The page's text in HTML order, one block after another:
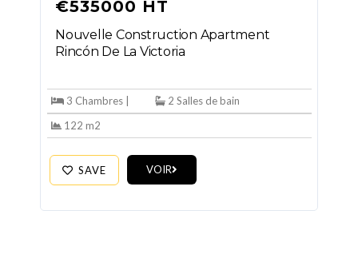
€535000 HT
Nouvelle Construction Apartment
Rincón De La Victoria
3 Chambres |
2 Salles de bain
122 m2
SAVE VOIR